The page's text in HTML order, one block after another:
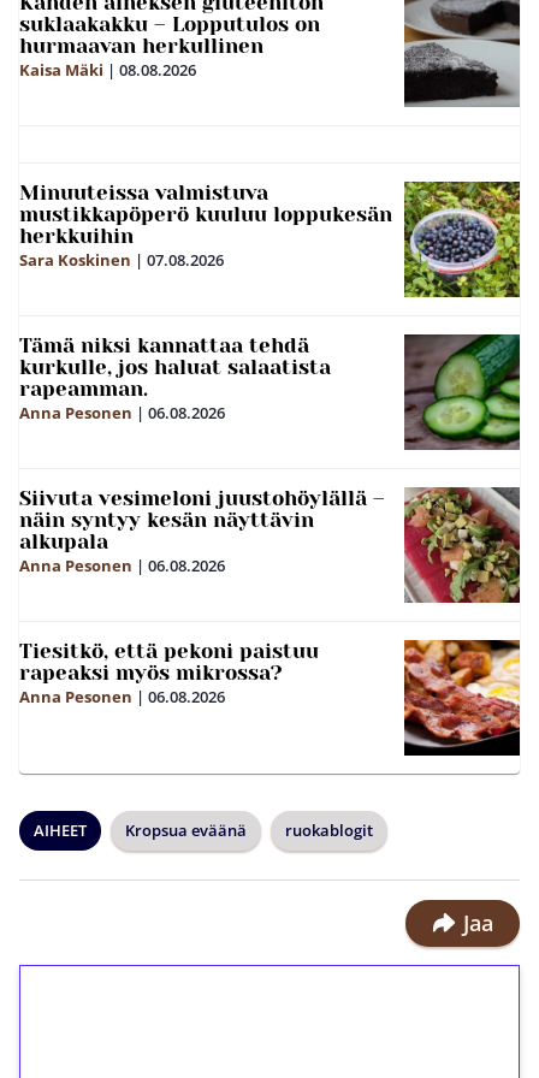
suklaakakku – Lopputulos on
hurmaavan herkullinen
Kaisa Mäki | 08.08.2026
Minuuteissa valmistuva
mustikkapöperö kuuluu loppukesän
herkkuihin
Sara Koskinen | 07.08.2026
Tämä niksi kannattaa tehdä
kurkulle, jos haluat salaatista
rapeamman.
Anna Pesonen | 06.08.2026
Siivuta vesimeloni juustohöylällä –
näin syntyy kesän näyttävin
alkupala
Anna Pesonen | 06.08.2026
Tiesitkö, että pekoni paistuu
rapeaksi myös mikrossa?
Anna Pesonen | 06.08.2026
AIHEET Kropsua eväänä ruokablogit
Jaa